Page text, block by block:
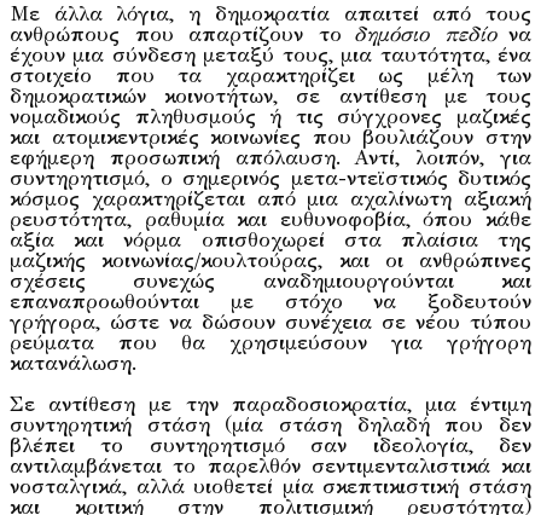
Με άλλα λόγια, η δημοκρατία απαιτεί από τους
ανθρώπους που απαρτίζουν το δημόσιο πεδίο να
έχουν μια σύνδεση μεταξύ τους, μια ταυτότητα, ένα
στοιχείο που τα χαρακτηρίζει ως μέλη των
δημοκρατικών κοινοτήτων, σε αντίθεση με τους
νομαδικούς πληθυσμούς ή τις σύγχρονες μαζικές
και ατομικεντρικές κοινωνίες που βουλιάζουν στην
εφήμερη προσωπική απόλαυση. Αντί, λοιπόν, για
συντηρητισμό, ο σημερινός μετα-ντεϊστικός δυτικός
κόσμος χαρακτηρίζεται από μια αχαλίνωτη αξιακή
ρευστότητα, ραθυμία και ευθυνοφοβία, όπου κάθε
αξία και νόρμα οπισθοχωρεί στα πλαίσια της
μαζικής κοινωνίας/κουλτούρας, και οι ανθρώπινες
σχέσεις συνεχώς αναδημιουργούνται και
επαναπροωθούνται με στόχο να ξοδευτούν
γρήγορα, ώστε να δώσουν συνέχεια σε νέου τύπου
ρεύματα που θα χρησιμεύσουν για γρήγορη
κατανάλωση.
Σε αντίθεση με την παραδοσιοκρατία, μια έντιμη
συντηρητική στάση (μία στάση δηλαδή που δεν
βλέπει το συντηρητισμό σαν ιδεολογία, δεν
αντιλαμβάνεται το παρελθόν σεντιμενταλιστικά και
νοσταλγικά, αλλά υιοθετεί μία σκεπτικιστική στάση
και κριτική στην πολιτισμική ρευστότητα)